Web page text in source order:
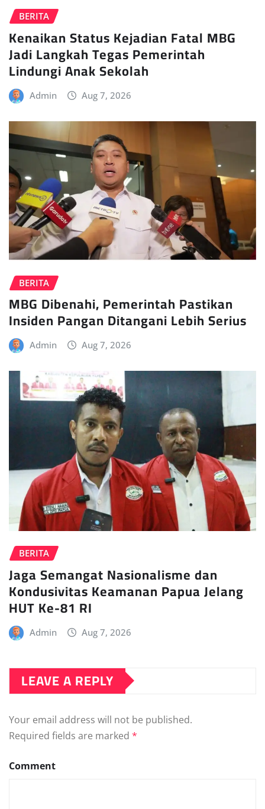
BERITA
Kenaikan Status Kejadian Fatal MBG
Jadi Langkah Tegas Pemerintah
Lindungi Anak Sekolah
Admin Aug 7, 2026
BERITA
MBG Dibenahi, Pemerintah Pastikan
Insiden Pangan Ditangani Lebih Serius
Admin Aug 7, 2026
BERITA
Jaga Semangat Nasionalisme dan
Kondusivitas Keamanan Papua Jelang
HUT Ke-81 RI
Admin Aug 7, 2026
LEAVE A REPLY
Your email address will not be published.
Required fields are marked *
Comment